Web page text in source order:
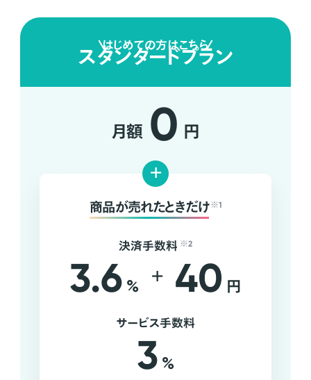
はじめての方はこちら
スタンダードプラン
月額 0 円
+
商品が売れたときだけ ※1
決済手数料 ※2
3.6 % + 40 円
サービス手数料
3 %